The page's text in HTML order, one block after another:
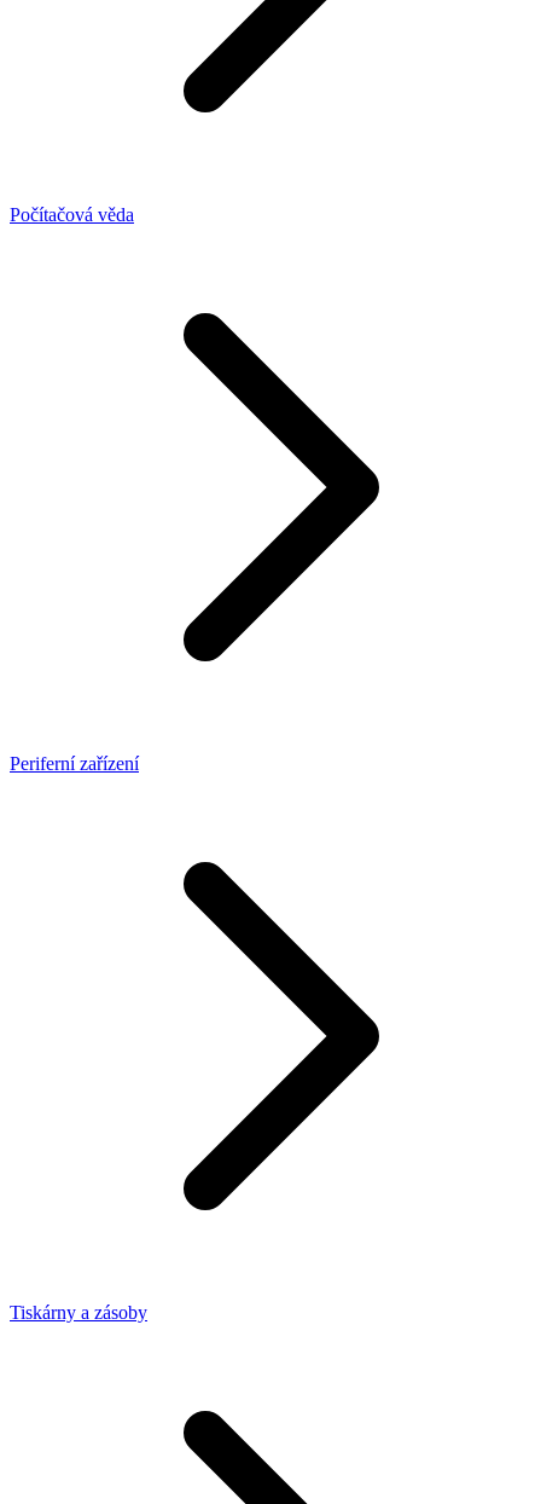
Počítačová věda
Periferní zařízení
Tiskárny a zásoby